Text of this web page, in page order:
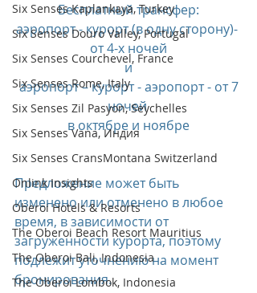
Six Senses Kaplankaya, Turkey
Six Senses Douro Valley, Portugal
Six Senses Courchevel, France
Six Senses Rome, Italy
Six Senses Zil Pasyon, Seychelles
Six Senses Vana, Индия
Six Senses CransMontana Switzerland
Onlink Insights
Oberoi Hotels & Resorts
The Oberoi Beach Resort Mauritius
The Oberoi Bali, Indonesia
The Oberoi Lombok, Indonesia
Бесплатный трансфер:
аэропорт - курорт (в одну сторону)-
от 4-х ночей
и
аэропорт – курорт - аэропорт - от 7
ночей
в октябре и ноябре
Предложение может быть
изменено или отменено в любое
время, в зависимости от
загруженности курорта, поэтому
подлежит уточнению на момент
бронирования.